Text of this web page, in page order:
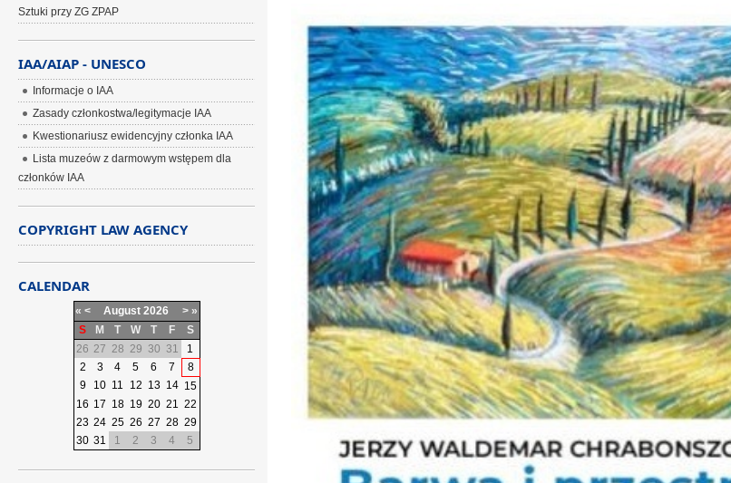
Sztuki przy ZG ZPAP
IAA/AIAP - UNESCO
Informacje o IAA
Zasady członkostwa/legitymacje IAA
Kwestionariusz ewidencyjny członka IAA
Lista muzeów z darmowym wstępem dla
członków IAA
COPYRIGHT LAW AGENCY
CALENDAR
« < August 2026 > »
S
M T W T F
S
26 27 28 29 30 31
1
2
3 4 5 6 7
8
9
10 11 12 13 14 15
16 17 18 19 20 21 22
23 24 25 26 27 28 29
30 31 1 2 3 4 5